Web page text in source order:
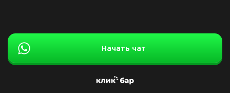
Начать чат